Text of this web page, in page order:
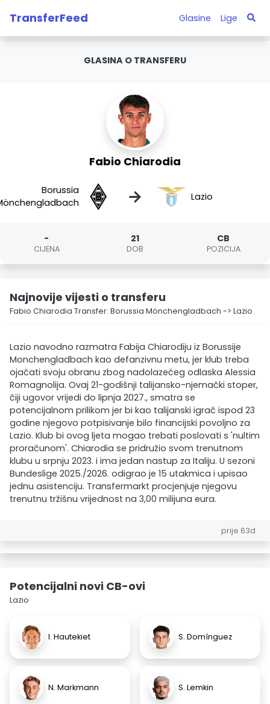
TransferFeed Glasine Lige
GLASINA O TRANSFERU
Fabio Chiarodia
Borussia
→ Lazio
-
CIJENA
21
DOB
CB
POZICIJA
Najnovije vijesti o transferu
Fabio Chiarodia Transfer: Borussia Mönchengladbach -> Lazio
Lazio navodno razmatra Fabija Chiarodiju iz Borussije
Monchengladbach kao defanzivnu metu, jer klub treba
ojačati svoju obranu zbog nadolazećeg odlaska Alessia
Romagnolija. Ovaj 21-godišnji talijansko-njemački stoper,
čiji ugovor vrijedi do lipnja 2027., smatra se
potencijalnom prilikom jer bi kao talijanski igrač ispod 23
godine njegovo potpisivanje bilo financijski povoljno za
Lazio. Klub bi ovog ljeta mogao trebati poslovati s 'nultim
proračunom'. Chiarodia se pridružio svom trenutnom
klubu u srpnju 2023. i ima jedan nastup za Italiju. U sezoni
Bundeslige 2025./2026. odigrao je 15 utakmica i upisao
jednu asistenciju. Transfermarkt procjenjuje njegovu
trenutnu tržišnu vrijednost na 3,00 milijuna eura.
prije 63d
Potencijalni novi CB-ovi
Lazio
I. Hautekiet S. Domínguez
N. Markmann S. Lemkin